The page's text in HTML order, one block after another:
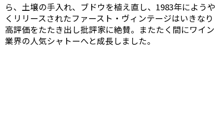
ら、土壌の手入れ、ブドウを植え直し、1983年にようや
くリリースされたファースト・ヴィンテージはいきなり
高評価をたたき出し批評家に絶賛。またたく間にワイン
業界の人気シャトーへと成長しました。